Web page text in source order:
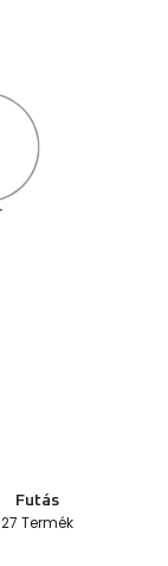
Futás
27 Termék